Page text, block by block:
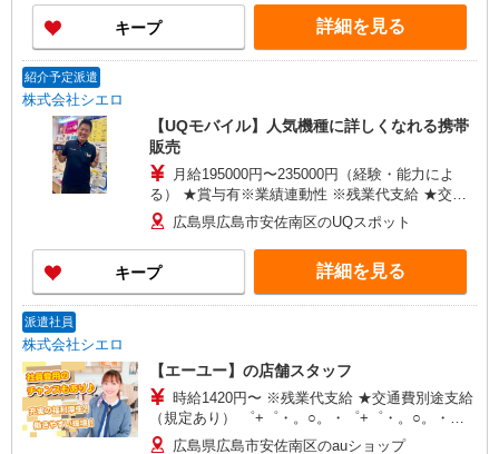
い・週払い可能（規程有）★ ゜・。○。・゜
+゜・。○。・゜+゜
キープ 詳細を見る
紹介予定派遣
株式会社シエロ
【UQモバイル】人気機種に詳しくなれる携帯
販売
月給195000円〜235000円（経験・能力によ
る） ★賞与有※業績連動性 ※残業代支給 ★交通
費全額支給 ゜+゜・。○。・゜+゜・。○。・゜+゜
入社祝い金10万円支給(規定有) お友達を紹介頂く
と, インセンティブ支給(規定有) ゜・。○。・゜
+゜・。○。・゜+゜
広島県広島市安佐南区のUQスポット
キープ 詳細を見る
派遣社員
株式会社シエロ
【エーユー】の店舗スタッフ
時給1420円〜 ※残業代支給 ★交通費別途支給
（規定あり） ゜+゜・。○。・゜+゜・。○。・゜
+゜ 入社祝い金10万円支給(規定有) お友達を紹介
広島県広島市安佐南区のauショップ